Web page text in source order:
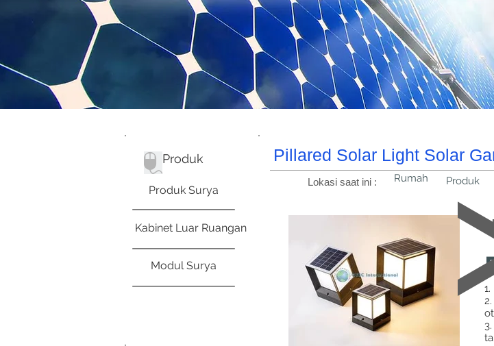
Produk
Produk Surya
Kabinet Luar Ruangan
Modul Surya
Pillared Solar Light Solar
Lokasi saat ini : Rumah Produk